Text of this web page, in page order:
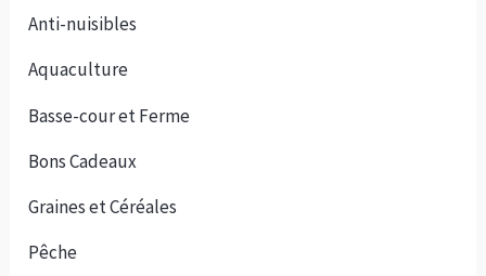
Anti-nuisibles
Aquaculture
Basse-cour et Ferme
Bons Cadeaux
Graines et Céréales
Pêche